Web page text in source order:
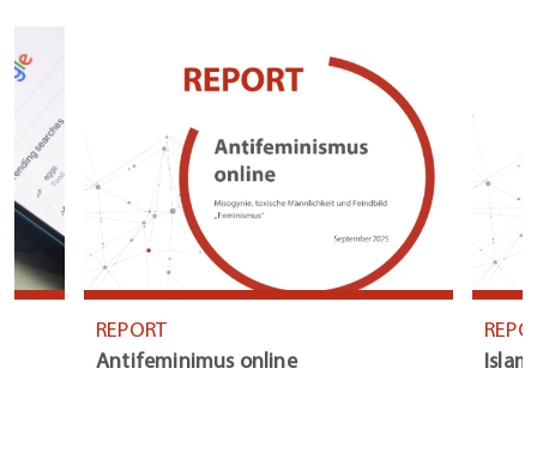
REPORT
Antifeminimus online